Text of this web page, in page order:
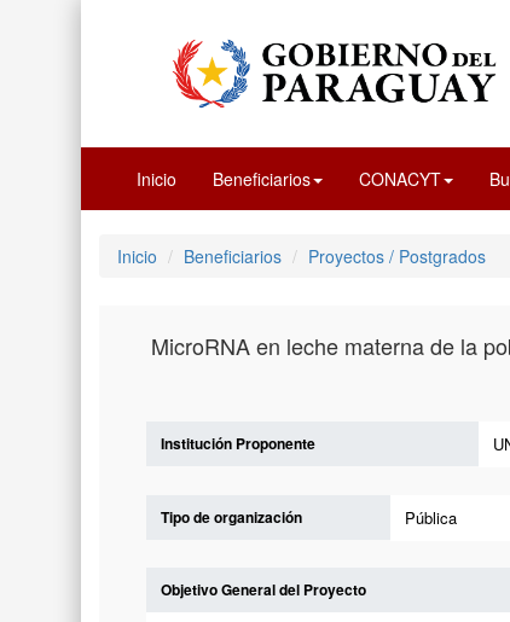
Inicio Beneficiarios CONACYT
Inicio Beneficiarios Proyectos / Postgrados
MicroRNA en leche materna de la
Institución Proponente
Tipo de organización Pública
Objetivo General del Proyecto